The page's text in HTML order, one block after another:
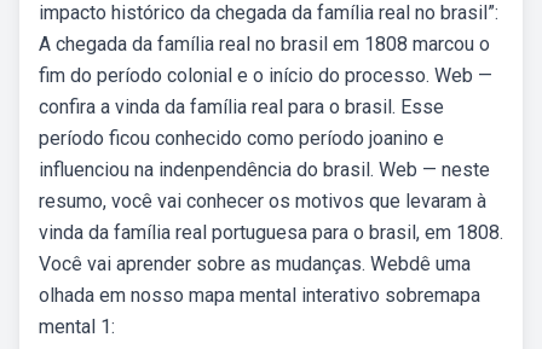
impacto histórico da chegada da família real no brasil”:
A chegada da família real no brasil em 1808 marcou o
fim do período colonial e o início do processo. Web —
confira a vinda da família real para o brasil. Esse
período ficou conhecido como período joanino e
influenciou na indenpendência do brasil. Web — neste
resumo, você vai conhecer os motivos que levaram à
vinda da família real portuguesa para o brasil, em 1808.
Você vai aprender sobre as mudanças. Webdê uma
olhada em nosso mapa mental interativo sobremapa
mental 1: